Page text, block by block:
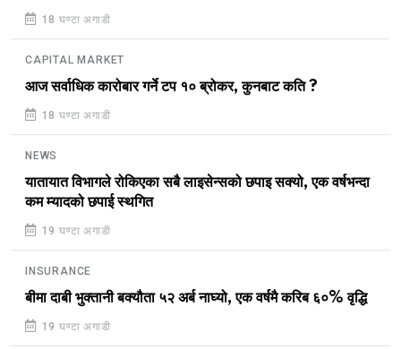
18 घण्टा अगाडी
CAPITAL MARKET
आज सर्वाधिक कारोबार गर्ने टप १० ब्रोकर, कुनबाट कति ?
18 घण्टा अगाडी
NEWS
यातायात विभागले रोकिएका सबै लाइसेन्सको छपाइ सक्यो, एक वर्षभन्दा
कम म्यादको छपाई स्थगित
19 घण्टा अगाडी
INSURANCE
बीमा दाबी भुक्तानी बक्यौता ५२ अर्ब नाघ्यो, एक वर्षमै करिब ६०% वृद्धि
19 घण्टा अगाडी